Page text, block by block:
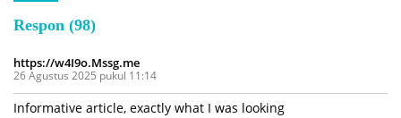
Respon (98)
https://w4I9o.Mssg.me
26 Agustus 2025 pukul 11:14
Informative article, exactly what I was looking